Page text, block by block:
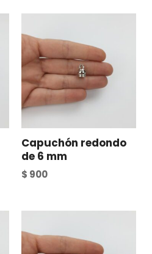
Capuchón redondo
de 6 mm
$ 900